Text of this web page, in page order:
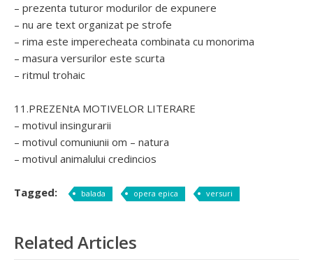
– prezenta tuturor modurilor de expunere
– nu are text organizat pe strofe
– rima este imperecheata combinata cu monorima
– masura versurilor este scurta
– ritmul trohaic
11.PREZENtA MOTIVELOR LITERARE
– motivul insingurarii
– motivul comuniunii om – natura
– motivul animalului credincios
Tagged: balada opera epica versuri
Related Articles